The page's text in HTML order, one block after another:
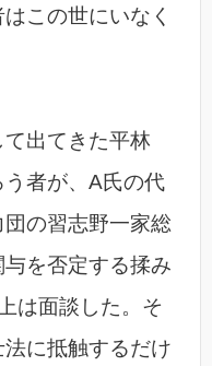
この世にいなく
て出てきた平林
者が、A氏の代
の習志野一家総
を否定する揉み
は面談した。そ
に抵触するだけ